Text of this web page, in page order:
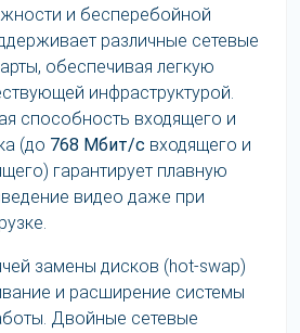
и бесперебойной
различные сетевые
обеспечивая легкую
инфраструктурой.
способность входящего и
(до 768 Мбит/с входящего и
гарантирует плавную
видео даже при
замены дисков (hot-swap)
и расширение системы
Двойные сетевые